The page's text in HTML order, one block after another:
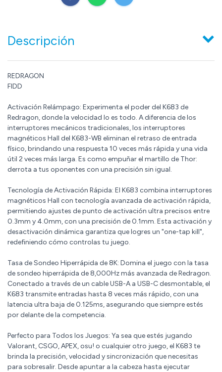
Descripción
REDRAGON
FIDD
Activación Relámpago: Experimenta el poder del K683 de
Redragon, donde la velocidad lo es todo. A diferencia de los
interruptores mecánicos tradicionales, los interruptores
magnéticos Hall del K683-WB eliminan el retraso de entrada
físico, brindando una respuesta 10 veces más rápida y una vida
útil 2 veces más larga. Es como empuñar el martillo de Thor:
derrota a tus oponentes con una precisión sin igual.
Tecnología de Activación Rápida: El K683 combina interruptores
magnéticos Hall con tecnología avanzada de activación rápida,
permitiendo ajustes de punto de activación ultra precisos entre
0.3mm y 4.0mm, con una precisión de 0.1mm. Esta activación y
desactivación dinámica garantiza que logres un "one-tap kill",
redefiniendo cómo controlas tu juego.
Tasa de Sondeo Hiperrápida de 8K: Domina el juego con la tasa
de sondeo hiperrápida de 8,000Hz más avanzada de Redragon.
Conectado a través de un cable USB-A a USB-C desmontable, el
K683 transmite entradas hasta 8 veces más rápido, con una
latencia ultra baja de 0.125ms, asegurando que siempre estés
por delante de la competencia.
Perfecto para Todos los Juegos: Ya sea que estés jugando
Valorant, CSGO, APEX, osu! o cualquier otro juego, el K683 te
brinda la precisión, velocidad y sincronización que necesitas
para sobresalir. Desde apuntar a la cabeza hasta ejecutar